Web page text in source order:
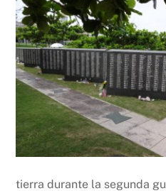
tierra durante la segunda